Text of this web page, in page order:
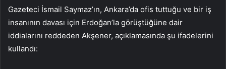
Gazeteci İsmail Saymaz’ın, Ankara’da ofis tuttuğu ve bir iş
insanının davası için Erdoğan’la görüştüğüne dair
iddialarını reddeden Akşener, açıklamasında şu ifadelerini
kullandı: